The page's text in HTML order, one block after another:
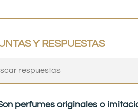
Y RESPUESTAS
perfumes originales o